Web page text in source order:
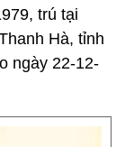
trú tại
Hà, tỉnh
ngày 22-12-